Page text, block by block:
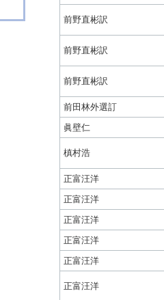
前野直彬訳
前野直彬訳
前野直彬訳
前田林外選訂
眞壁仁
槙村浩
正富汪洋
正富汪洋
正富汪洋
正富汪洋
正富汪洋
正富汪洋